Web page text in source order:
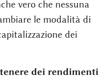
vero che nessuna
le modalità di
dei
dei rendimenti